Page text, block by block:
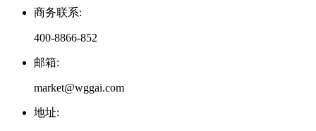
商务联系:
400-8866-852
邮箱:
market@wggai.com
地址: